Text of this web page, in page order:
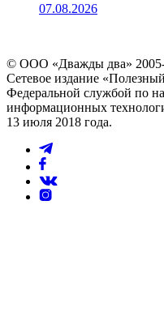
07.08.2026
© ООО «Дважды два»
Сетевое издание
Федеральной службой по
информационных
13 июля 2018 года.